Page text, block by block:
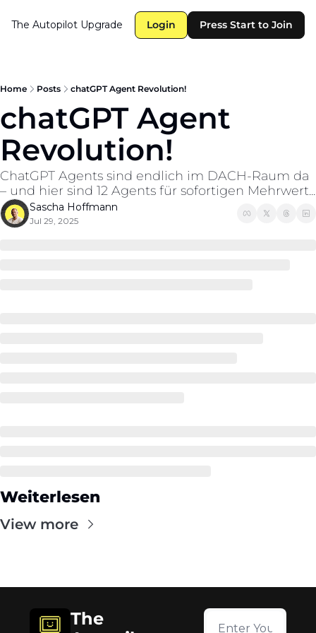
The Autopilot Upgrade Login Press Start to Join
Home Posts chatGPT Agent Revolution!
chatGPT Agent
Revolution!
ChatGPT Agents sind endlich im DACH-Raum da
– und hier sind 12 Agents für sofortigen Mehrwert...
Sascha Hoffmann
Jul 29, 2025
Weiterlesen
View more
The